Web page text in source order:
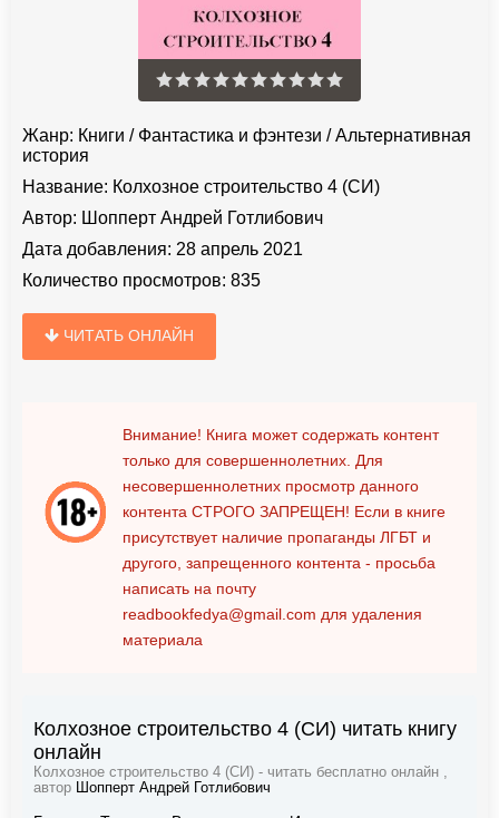
Жанр: Книги / Фантастика и фэнтези /Альтернативная
история
Название: Колхозное строительство 4 (СИ)
Автор: Шопперт Андрей Готлибович
Дата добавления: 28 апрель 2021
Количество просмотров: 835
ЧИТАТЬ ОНЛАЙН
Внимание! Книга может содержать контент
только для совершеннолетних. Для
несовершеннолетних просмотр данного
контента СТРОГО ЗАПРЕЩЕН! Если в книге
присутствует наличие пропаганды ЛГБТ и
другого, запрещенного контента - просьба
написать на почту
readbookfedya@gmail.com для удаления
материала
Колхозное строительство 4 (СИ) читать книгу
онлайн
Колхозное строительство 4 (СИ) - читать бесплатно онлайн ,
автор Шопперт Андрей Готлибович